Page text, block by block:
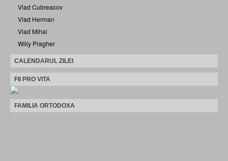
Vlad Cubreacov
Vlad Herman
Vlad Mihai
Willy Pragher
CALENDARUL ZILEI
FII PRO VITA
FAMILIA ORTODOXA